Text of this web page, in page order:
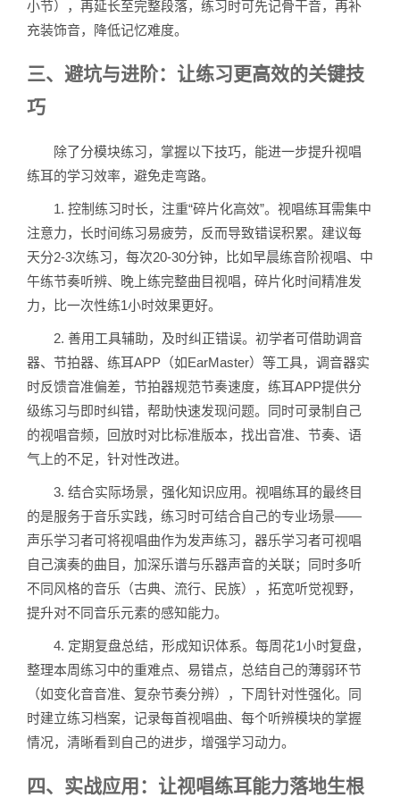
小节），再延长至完整段落，练习时可先记骨干音，再补
充装饰音，降低记忆难度。
三、避坑与进阶：让练习更高效的关键技
巧
除了分模块练习，掌握以下技巧，能进一步提升视唱
练耳的学习效率，避免走弯路。
1. 控制练习时长，注重“碎片化高效”。视唱练耳需集中
注意力，长时间练习易疲劳，反而导致错误积累。建议每
天分2-3次练习，每次20-30分钟，比如早晨练音阶视唱、中
午练节奏听辨、晚上练完整曲目视唱，碎片化时间精准发
力，比一次性练1小时效果更好。
2. 善用工具辅助，及时纠正错误。初学者可借助调音
器、节拍器、练耳APP（如EarMaster）等工具，调音器实
时反馈音准偏差，节拍器规范节奏速度，练耳APP提供分
级练习与即时纠错，帮助快速发现问题。同时可录制自己
的视唱音频，回放时对比标准版本，找出音准、节奏、语
气上的不足，针对性改进。
3. 结合实际场景，强化知识应用。视唱练耳的最终目
的是服务于音乐实践，练习时可结合自己的专业场景——
声乐学习者可将视唱曲作为发声练习，器乐学习者可视唱
自己演奏的曲目，加深乐谱与乐器声音的关联；同时多听
不同风格的音乐（古典、流行、民族），拓宽听觉视野，
提升对不同音乐元素的感知能力。
4. 定期复盘总结，形成知识体系。每周花1小时复盘，
整理本周练习中的重难点、易错点，总结自己的薄弱环节
（如变化音音准、复杂节奏分辨），下周针对性强化。同
时建立练习档案，记录每首视唱曲、每个听辨模块的掌握
情况，清晰看到自己的进步，增强学习动力。
四、实战应用：让视唱练耳能力落地生根